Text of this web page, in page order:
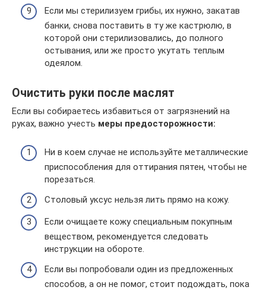
Если мы стерилизуем грибы, их нужно, закатав
банки, снова поставить в ту же кастрюлю, в
которой они стерилизовались, до полного
остывания, или же просто укутать теплым
одеялом.
Очистить руки после маслят
Если вы собираетесь избавиться от загрязнений на
руках, важно учесть меры предосторожности:
Ни в коем случае не используйте металлические
приспособления для оттирания пятен, чтобы не
порезаться.
Столовый уксус нельзя лить прямо на кожу.
Если очищаете кожу специальным покупным
веществом, рекомендуется следовать
инструкции на обороте.
Если вы попробовали один из предложенных
способов, а он не помог, стоит подождать, пока